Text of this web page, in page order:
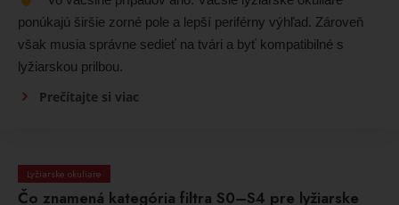
ponúkajú širšie zorné pole a lepší periférny výhľad. Zároveň
však musia správne sedieť na tvári a byť kompatibilné s
lyžiarskou prilbou.
Prečítajte si viac
Lyžiarske okuliare
Čo znamená kategória filtra S0–S4 pre lyžiarske